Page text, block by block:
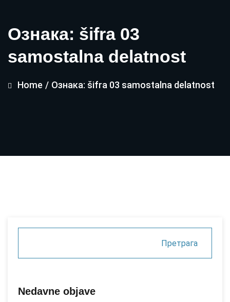
Ознака: šifra 03
samostalna delatnost
Home / Ознака: šifra 03 samostalna delatnost
Претрага
Nedavne objave